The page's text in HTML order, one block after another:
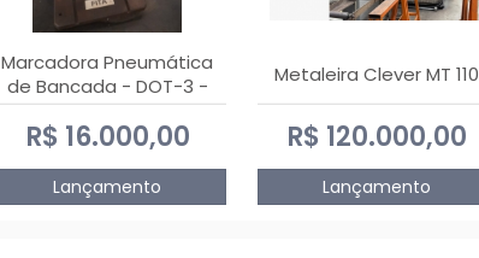
Marcadora Pneumática
de Bancada - DOT-3 -
Usada
R$ 16.000,00
Lançamento
Metaleira Clever MT 110
R$ 120.000,00
Lançamento